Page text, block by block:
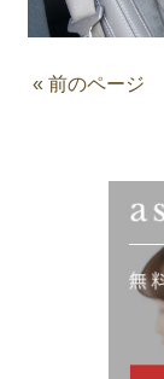
« 前のページ